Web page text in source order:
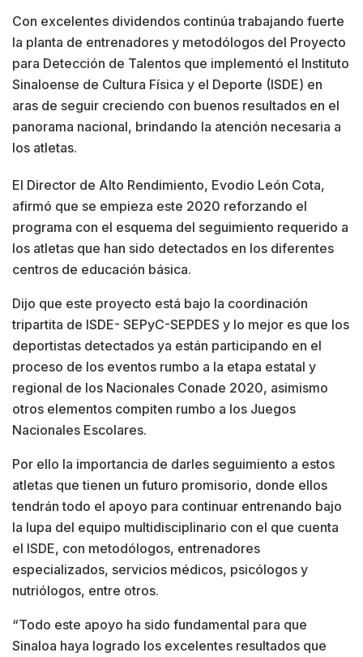
Con excelentes dividendos continúa trabajando fuerte
la planta de entrenadores y metodólogos del Proyecto
para Detección de Talentos que implementó el Instituto
Sinaloense de Cultura Física y el Deporte (ISDE) en
aras de seguir creciendo con buenos resultados en el
panorama nacional, brindando la atención necesaria a
los atletas.
El Director de Alto Rendimiento, Evodio León Cota,
afirmó que se empieza este 2020 reforzando el
programa con el esquema del seguimiento requerido a
los atletas que han sido detectados en los diferentes
centros de educación básica.
Dijo que este proyecto está bajo la coordinación
tripartita de ISDE- SEPyC-SEPDES y lo mejor es que los
deportistas detectados ya están participando en el
proceso de los eventos rumbo a la etapa estatal y
regional de los Nacionales Conade 2020, asimismo
otros elementos compiten rumbo a los Juegos
Nacionales Escolares.
Por ello la importancia de darles seguimiento a estos
atletas que tienen un futuro promisorio, donde ellos
tendrán todo el apoyo para continuar entrenando bajo
la lupa del equipo multidisciplinario con el que cuenta
el ISDE, con metodólogos, entrenadores
especializados, servicios médicos, psicólogos y
nutriólogos, entre otros.
“Todo este apoyo ha sido fundamental para que
Sinaloa haya logrado los excelentes resultados que